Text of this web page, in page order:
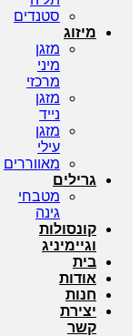
סטנדים
מיזוג
מזגן
מיני
מרכזי
מזגן
נייד
מזגן
עילי
מאווררים
גרילים
מטבחי
גינה
קונסולות
וגיימיניג
בית
אודות
חנות
יצירת
קשר